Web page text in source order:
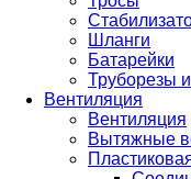
Шланги
Батарейки
Труборезы
Вентиляция
Вентиляция
Вытяжные